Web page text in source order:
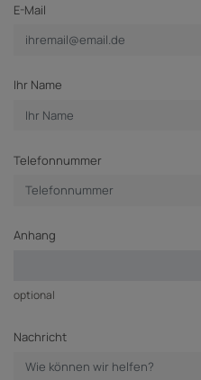
E-Mail
Ihr Name
Telefonnummer
Anhang
optional
Nachricht